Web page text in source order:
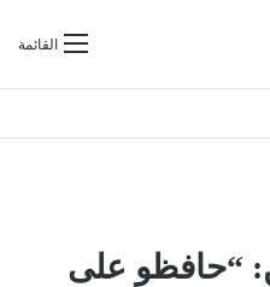
القائمةبحث عن
“حافظو على